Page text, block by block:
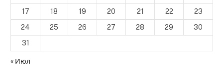
17
18 19 20 21 22
23
24
25 26 27 28 29
30
31
« Июл